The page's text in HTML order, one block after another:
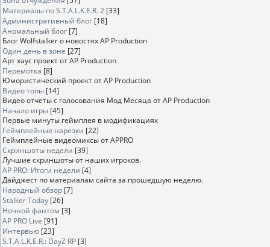
Материалы по S.T.A.L.K.E.R. 2 [33]
Административный блог [18]
Аномальный блог [7]
Блог Wolfstalker о новостях AP Production
Один день в зоне [27]
Арт хаус проект от AP Production
Перемотка [8]
Юмористический проект от AP Production
Видео топы [14]
Видео отчеты с голосования Мод Месяца от AP Production
Начало игры [45]
Первые минуты геймплея в модификациях
Геймплейные нарезки [22]
Геймплейные видеомиксы от APPRO
Скриншоты недели [39]
Лучшие скриншоты от наших игроков.
AP PRO: Итоги недели [4]
Дайджест по материалам сайта за прошедшую неделю.
Народный обзор [7]
Stalker Today [26]
Ночной фантом [3]
AP PRO Live [91]
Интервью [23]
S.T.A.L.K.E.R.: DayZ RP [3]